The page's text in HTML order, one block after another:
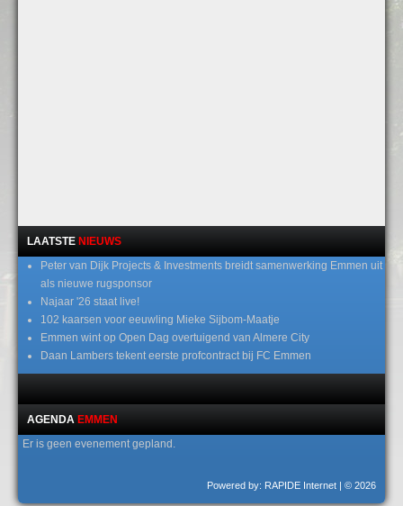
LAATSTE NIEUWS
Peter van Dijk Projects & Investments breidt samenwerking Emmen uit
als nieuwe rugsponsor
Najaar '26 staat live!
102 kaarsen voor eeuwling Mieke Sijbom-Maatje
Emmen wint op Open Dag overtuigend van Almere City
Daan Lambers tekent eerste profcontract bij FC Emmen
AGENDA EMMEN
Er is geen evenement gepland.
Powered by: RAPIDE Internet | © 2026